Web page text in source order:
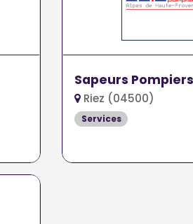
Sapeurs
Riez (04500)
Services